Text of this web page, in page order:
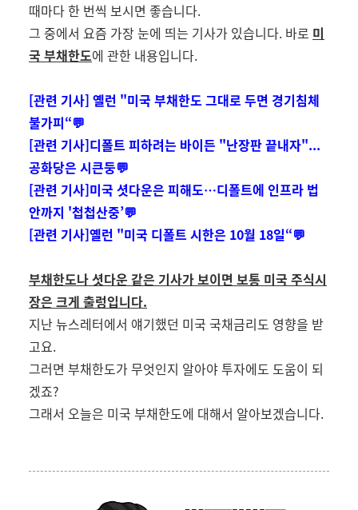
때마다 한 번씩 보시면 좋습니다.
그 중에서 요즘 가장 눈에 띄는 기사가 있습니다. 바로 미
국 부채한도에 관한 내용입니다.
[관련 기사] 옐런 "미국 부채한도 그대로 두면 경기침체
불가피“💬
[관련 기사]디폴트 피하려는 바이든 "난장판 끝내자"...
공화당은 시큰둥💬
[관련 기사]미국 셧다운은 피해도…디폴트에 인프라 법
안까지 '첩첩산중’💬
[관련 기사]옐런 "미국 디폴트 시한은 10월 18일“💬
부채한도나 셧다운 같은 기사가 보이면 보통 미국 주식시
장은 크게 출렁입니다.
지난 뉴스레터에서 얘기했던 미국 국채금리도 영향을 받
고요.
그러면 부채한도가 무엇인지 알아야 투자에도 도움이 되
겠죠?
그래서 오늘은 미국 부채한도에 대해서 알아보겠습니다.